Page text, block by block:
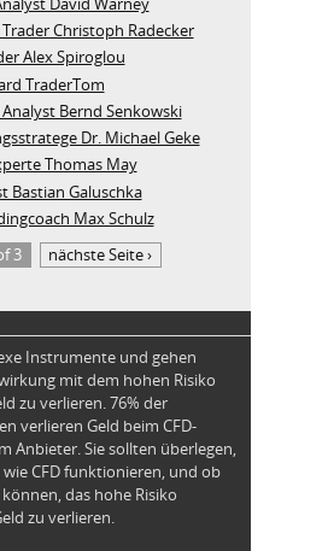
Christoph Radecker
Alex Spiroglou
TraderTom
Bernd Senkowski
Dr. Michael Geke
Thomas May
Bastian Galuschka
Max Schulz
3
nächste Seite ›
Instrumente und gehen
mit dem hohen Risiko
zu verlieren. 76% der
verlieren Geld beim CFD-
Anbieter. Sie sollten überlegen,
CFD funktionieren, und ob
das hohe Risiko
zu verlieren.